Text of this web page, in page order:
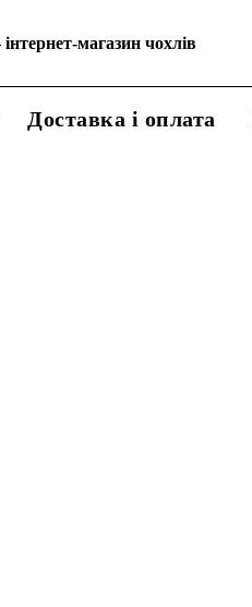
інтернет-магазин чохлів
Доставка і оплата